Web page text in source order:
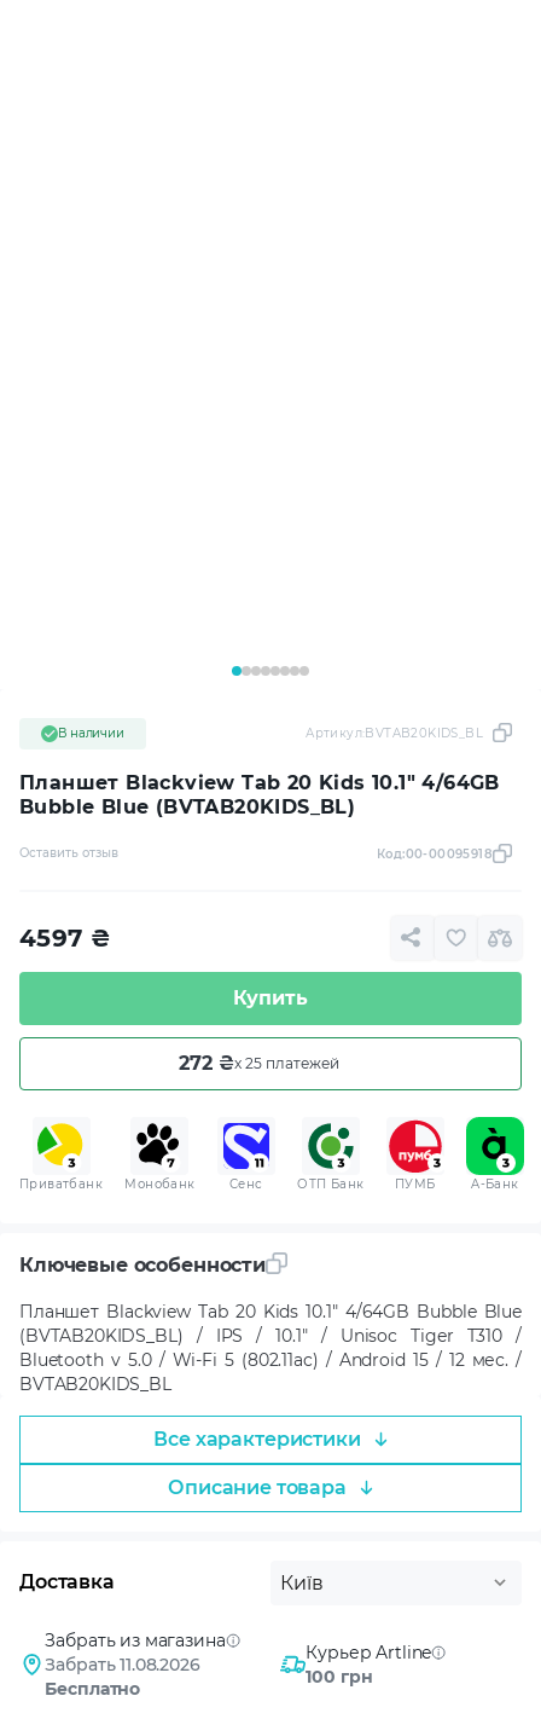
Планшет Blackview Tab 20 Kids 10.1" 4/64GB
Bubble Blue (BVTAB20KIDS_BL)
В наличии Артикул:BVTAB20KIDS_BL
Оставить отзыв Код:00-00095918
4597 ₴
Купить
272 ₴x 25 платежей
Приватбанк Монобанк Сенс ОТП Банк ПУМБ A-Банк
Ключевые особенности
Планшет Blackview Tab 20 Kids 10.1" 4/64GB Bubble Blue
(BVTAB20KIDS_BL) / IPS / 10.1" / Unisoc Tiger T310 /
Bluetooth v 5.0 / Wi-Fi 5 (802.11ac) / Android 15 / 12 мес. /
BVTAB20KIDS_BL
Все характеристики
Описание товара
Доставка Київ
Забрать из магазина
Забрать 11.08.2026
Бесплатно
Курьер Artline
100 грн